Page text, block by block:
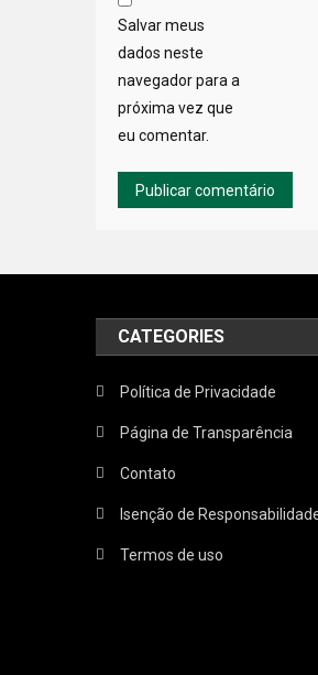
Salvar meus
dados neste
navegador para a
próxima vez que
eu comentar.
CATEGORIES
Política de Privacidade
Página de Transparência
Contato
Isenção de
Termos de uso